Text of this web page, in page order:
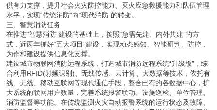
供有力支撑，提升社会火灾防控能力、灭火应急救援能力和队伍管理
水平，实现“传统消防”向“现代消防”的转变。
三、智慧消防任务
在推进“智慧消防”建设的基础上，按照“急需先建、内外共建”的方
式，近两年抓好“五大项目”建设，实现动态感知、智能研判、防控，
为作和建设提供信息化支撑。
建设城市物联网消防远程系统，打造城市消防远程系统“升级版”，综
合利用RFID(射频识别)、无线传感、云计算、大数据等技术，依托有
线、无线、移动互联网等现代通信手段，整合已有的各数据中心，扩
大系统的联网用户数量，完善系统报警联动、设施巡检、单位管理、
消防监督等功能。在传统监测火灾自动报警系统的运行状态及故障、